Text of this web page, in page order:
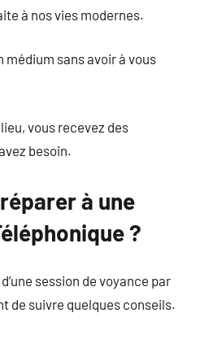
à nos vies modernes.
médium sans avoir à vous
vous recevez des
besoin.
à une
?
session de voyance par
de suivre quelques conseils.